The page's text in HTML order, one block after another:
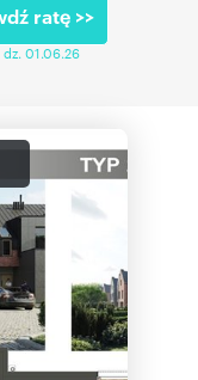
ratę >>
dz. 01.06.26